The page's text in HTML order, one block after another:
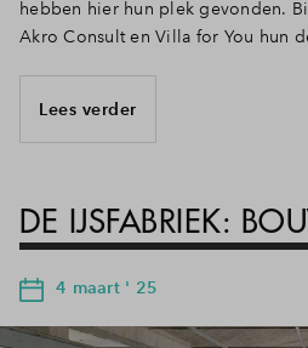
hebben hier hun plek gevonden.
Akro Consult en Villa for You hun
Lees verder
DE IJSFABRIEK:
4 maart ' 25